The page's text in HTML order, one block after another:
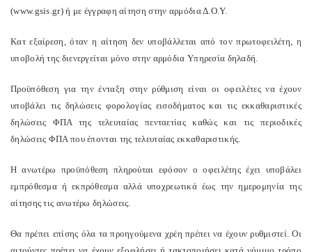
(www.gsis.gr) ή με έγγραφη αίτηση στην αρμόδια Δ.Ο.Υ.
Κατ εξαίρεση, όταν η αίτηση δεν υποβάλλεται από τον πρωτοφειλέτη, η
υποβολή της διενεργείται μόνο στην αρμόδια Υπηρεσία δηλαδή.
Προϋπόθεση για την ένταξη στην ρύθμιση είναι οι οφειλέτες να έχουν
υποβάλει τις δηλώσεις φορολογίας εισοδήματος και τις εκκαθαριστικές
δηλώσεις ΦΠΑ της τελευταίας πενταετίας καθώς και τις περιοδικές
δηλώσεις ΦΠΑ που έπονται της τελευταίας εκκαθαριστικής.
Η ανωτέρω προϋπόθεση πληρούται εφόσον ο οφειλέτης έχει υποβάλει
εμπρόθεσμα ή εκπρόθεσμα αλλά υποχρεωτικά έως την ημερομηνία της
αίτησης τις ανωτέρω δηλώσεις.
Θα πρέπει επίσης όλα τα προηγούμενα χρέη πρέπει να έχουν ρυθμιστεί. Οι